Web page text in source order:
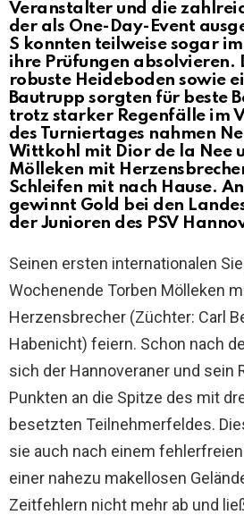
Veranstalter und die
der als One-Day-Event
S konnten teilweise sogar
ihre Prüfungen absolvieren.
robuste Heideboden sowie
Bautrupp sorgten für beste
trotz starker Regenfälle im
des Turniertages nahmen
Wittkohl mit Dior de la Nee
Mölleken mit
Schleifen mit nach Hause.
gewinnt Gold bei den
der Junioren des PSV
Seinen ersten internationalen
Wochenende Torben Mölleken
Herzensbrecher (Züchter: Carl
Habenicht) feiern. Schon nach
sich der Hannoveraner und sein
Punkten an die Spitze des mit
besetzten Teilnehmerfeldes.
sie auch nach einem
einer nahezu makellosen
Zeitfehlern nicht mehr ab und